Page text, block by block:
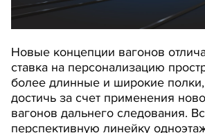
Новые концепции вагонов
ставка на персонализацию
более длинные и широкие полки,
достичь за счет применения
вагонов дальнего следования.
перспективную линейку